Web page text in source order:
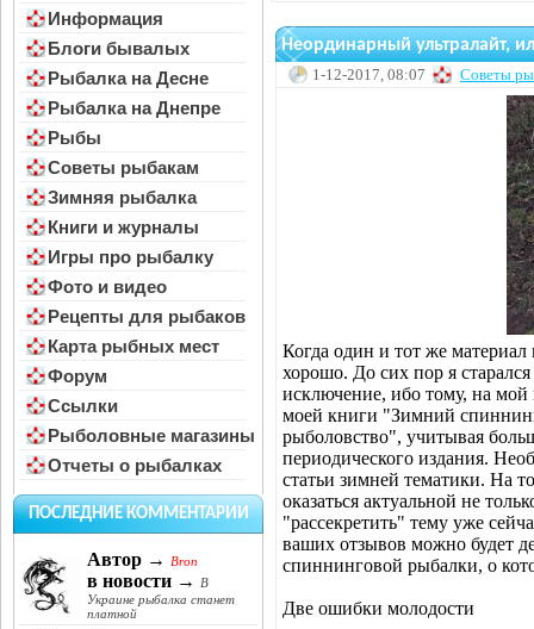
Информация
Блоги бывалых
Рыбалка на Десне
Рыбалка на Днепре
Рыбы
Советы рыбакам
Зимняя рыбалка
Книги и журналы
Игры про рыбалку
Фото и видео
Рецепты для рыбаков
Карта рыбных мест
Форум
Ссылки
Рыболовные магазины
Отчеты о рыбалках
ПОСЛЕДНИЕ КОММЕНТАРИИ
Автор → Bron
в новости →
В
Украине рыбалка станет
платной
Неординарный ультралайт,
1-12-2017, 08:07 Советы
Когда один и тот же материал
хорошо. До сих пор я старался
исключение, ибо тому, на мой
моей книги "Зимний
рыболовство", учитывая
периодического издания.
статьи зимней тематики. На
оказаться актуальной не
"рассекретить" тему уже
ваших отзывов можно будет
спиннинговой рыбалки, о
Две ошибки молодости